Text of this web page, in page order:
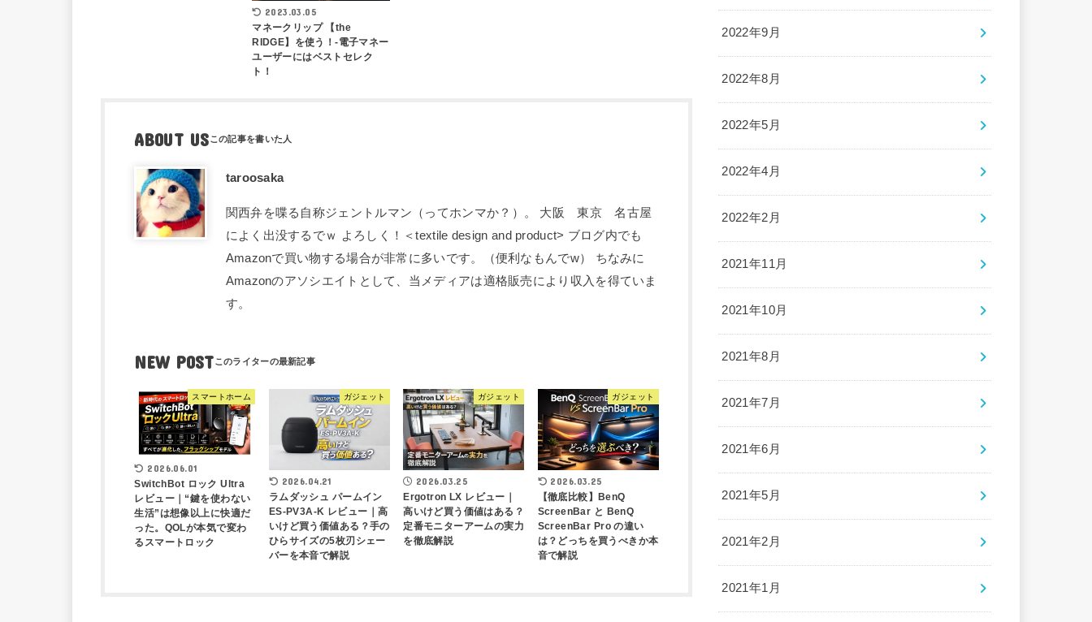
2023.03.05
マネークリップ 【the
RIDGE】を使う！-電子マネー
ユーザーにはベストセレク
ト！
ABOUT US
taroosaka
関西弁を喋る自称ジェントルマン（ってホンマか？）。 大阪 東京 名古屋
によく出没するでｗ よろしく！＜textile design and product> ブログ内でも
Amazonで買い物する場合が非常に多いです。（便利なもんでw） ちなみに
Amazonのアソシエイトとして、当メディアは適格販売により収入を得ていま
す。
NEW POST
スマートホーム
2026.06.01
SwitchBot ロック Ultra
レビュー｜“鍵を使わない
生活”は想像以上に快適だ
った。QOLが本気で変わ
るスマートロック
ガジェット
2026.04.21
ラムダッシュ パームイン
ES-PV3A-K レビュー｜高
いけど買う価値ある？手の
ひらサイズの5枚刃シェー
バーを本音で解説
ガジェット
2026.03.25
Ergotron LX レビュー｜
高いけど買う価値はある？
定番モニターアームの実力
を徹底解説
ガジェット
2026.03.25
【徹底比較】BenQ
ScreenBar と BenQ
ScreenBar Pro の違い
は？どっちを買うべきか本
音で解説
2022年9月
2022年8月
2022年5月
2022年4月
2022年2月
2021年11月
2021年10月
2021年8月
2021年7月
2021年6月
2021年5月
2021年2月
2021年1月